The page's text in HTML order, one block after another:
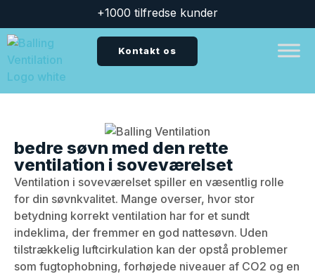
+1000 tilfredse kunder
Kontakt os
bedre søvn med den rette
ventilation i soveværelset
Ventilation i soveværelset spiller en væsentlig rolle
for din søvnkvalitet. Mange overser, hvor stor
betydning korrekt ventilation har for et sundt
indeklima, der fremmer en god nattesøvn. Uden
tilstrækkelig luftcirkulation kan der opstå problemer
som fugtophobning, forhøjede niveauer af CO2 og en